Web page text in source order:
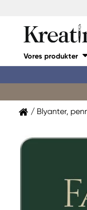
Vores produkter
Blyanter,